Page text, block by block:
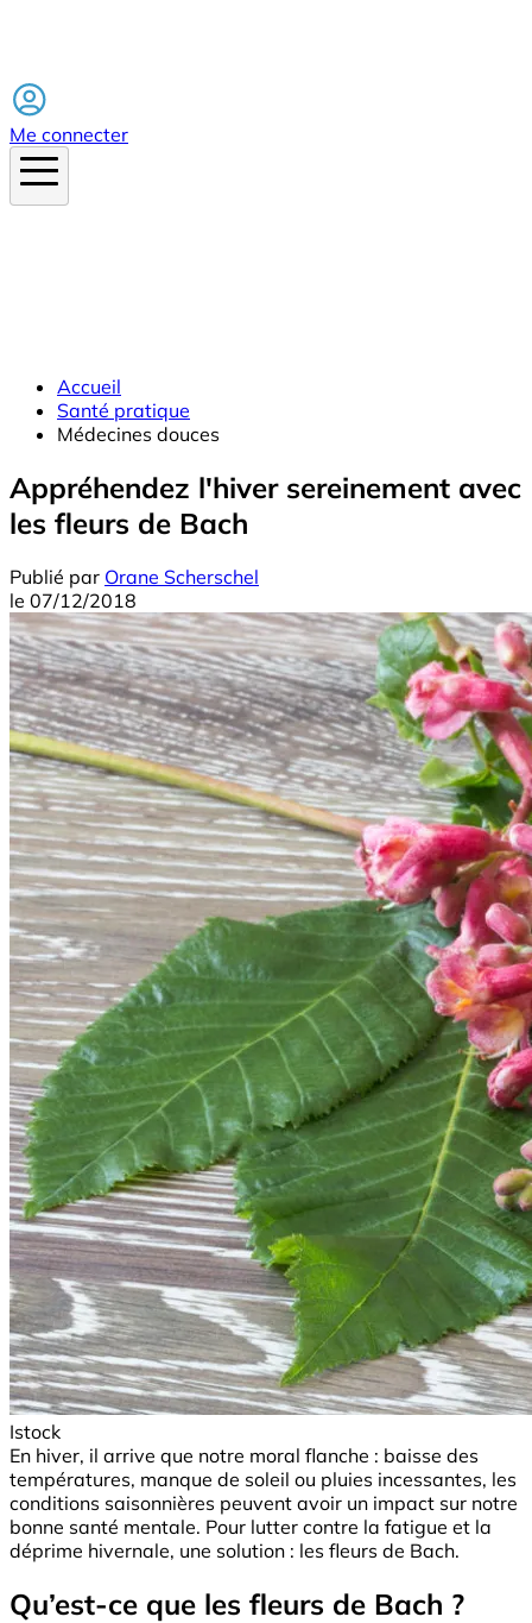
Me connecter
Accueil
Santé pratique
Médecines douces
Appréhendez l'hiver sereinement avec
les fleurs de Bach
Publié par Orane Scherschel
le 07/12/2018
Istock
En hiver, il arrive que notre moral flanche : baisse des
températures, manque de soleil ou pluies incessantes, les
conditions saisonnières peuvent avoir un impact sur notre
bonne santé mentale. Pour lutter contre la fatigue et la
déprime hivernale, une solution : les fleurs de Bach.
Qu’est-ce que les fleurs de Bach ?